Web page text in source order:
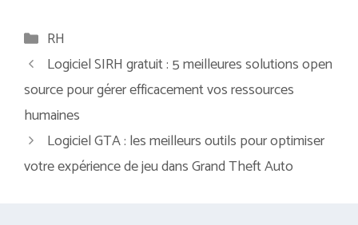
Catégories
RH
Logiciel SIRH gratuit : 5 meilleures solutions open
source pour gérer efficacement vos ressources
humaines
Logiciel GTA : les meilleurs outils pour optimiser
votre expérience de jeu dans Grand Theft Auto